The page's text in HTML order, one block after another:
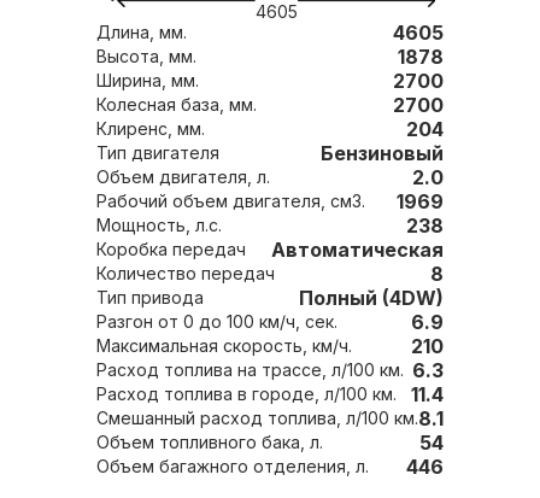
4605
Длина, мм. 4605
Высота, мм. 1878
Ширина, мм. 2700
Колесная база, мм. 2700
Клиренс, мм. 204
Тип двигателя Бензиновый
Объем двигателя, л. 2.0
Рабочий объем двигателя, см3. 1969
Мощность, л.с. 238
Коробка передач Автоматическая
Количество передач 8
Тип привода Полный (4DW)
Разгон от 0 до 100 км/ч, сек. 6.9
Максимальная скорость, км/ч. 210
Расход топлива на трассе, л/100 км. 6.3
Расход топлива в городе, л/100 км. 11.4
Смешанный расход топлива, л/100 км.8.1
Объем топливного бака, л. 54
Объем багажного отделения, л. 446